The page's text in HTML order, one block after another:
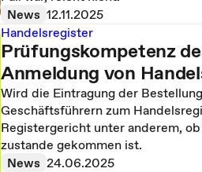
News 12.11.2025
Handelsregister
Prüfungskompetenz
Anmeldung von
Wird die Eintragung der
Geschäftsführern zum
Registergericht unter anderem,
zustande gekommen ist.
News 24.06.2025